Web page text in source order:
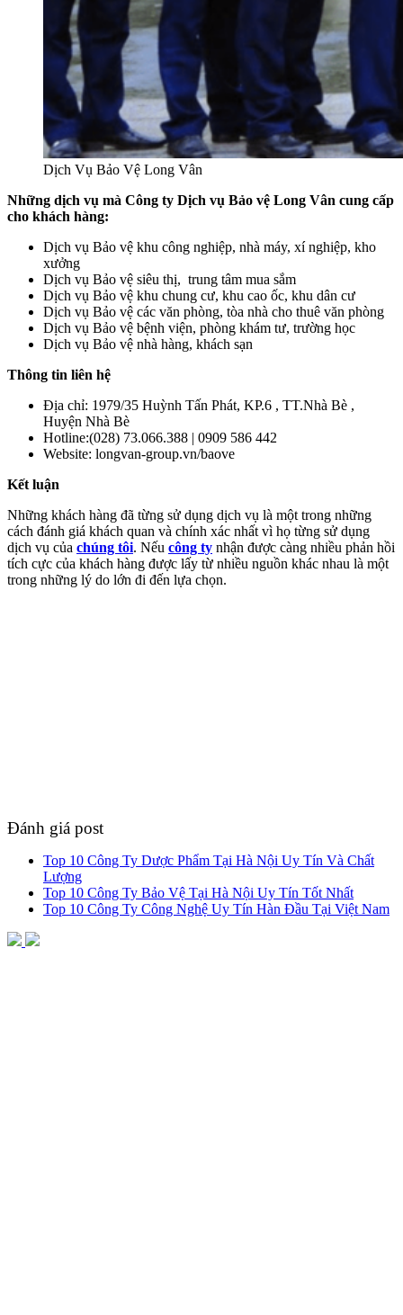
Dịch Vụ Bảo Vệ Long Vân
Những dịch vụ mà Công ty Dịch vụ Bảo vệ Long Vân cung cấp
cho khách hàng:
Dịch vụ Bảo vệ khu công nghiệp, nhà máy, xí nghiệp, kho
xưởng
Dịch vụ Bảo vệ siêu thị, trung tâm mua sắm
Dịch vụ Bảo vệ khu chung cư, khu cao ốc, khu dân cư
Dịch vụ Bảo vệ các văn phòng, tòa nhà cho thuê văn phòng
Dịch vụ Bảo vệ bệnh viện, phòng khám tư, trường học
Dịch vụ Bảo vệ nhà hàng, khách sạn
Thông tin liên hệ
Địa chỉ: 1979/35 Huỳnh Tấn Phát, KP.6 , TT.Nhà Bè ,
Huyện Nhà Bè
Hotline:(028) 73.066.388 | 0909 586 442
Website: longvan-group.vn/baove
Kết luận
Những khách hàng đã từng sử dụng dịch vụ là một trong những
cách đánh giá khách quan và chính xác nhất vì họ từng sử dụng
dịch vụ của chúng tôi. Nếu công ty nhận được càng nhiều phản hồi
tích cực của khách hàng được lấy từ nhiều nguồn khác nhau là một
trong những lý do lớn đi đến lựa chọn.
Đánh giá post
Top 10 Công Ty Dược Phẩm Tại Hà Nội Uy Tín Và Chất
Lượng
Top 10 Công Ty Bảo Vệ Tại Hà Nội Uy Tín Tốt Nhất
Top 10 Công Ty Công Nghệ Uy Tín Hàn Đầu Tại Việt Nam